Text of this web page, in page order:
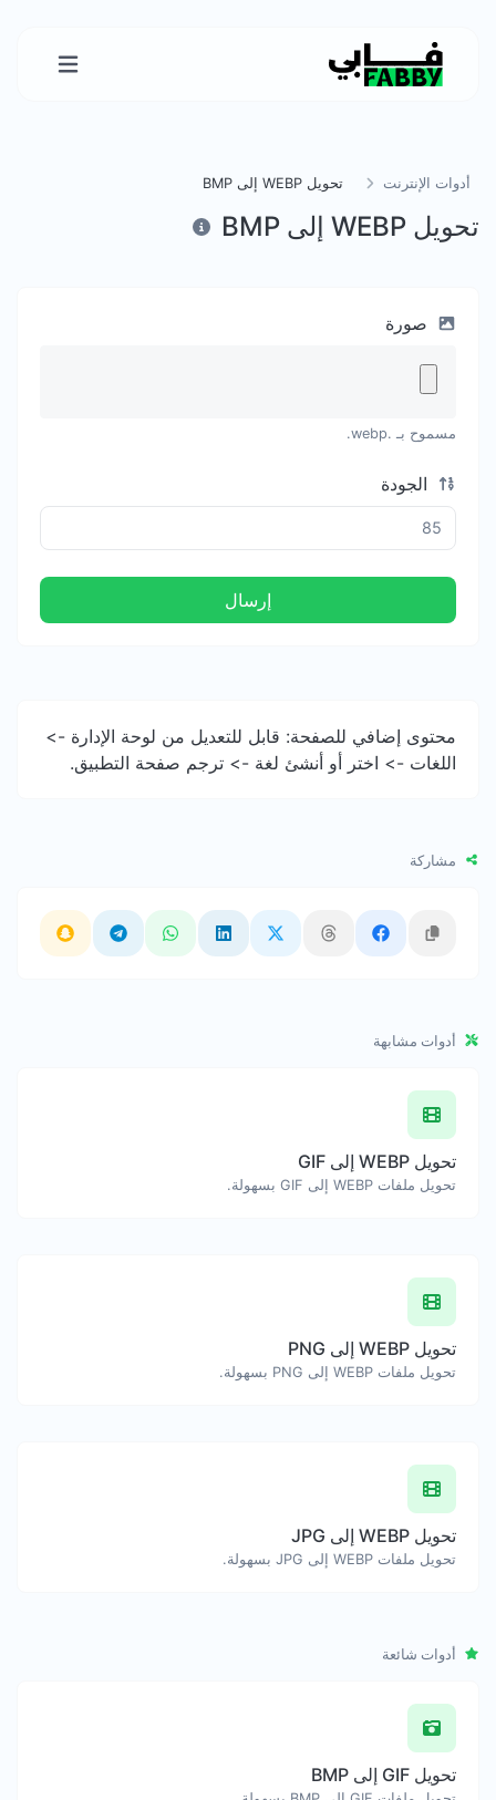
أدوات الإنترنت تحويل WEBP إلى BMP
تحويل WEBP إلى BMP
صورة
مسموح بـ .webp.
الجودة
إرسال
محتوى إضافي للصفحة: قابل للتعديل من لوحة الإدارة ->
اللغات -> اختر أو أنشئ لغة -> ترجم صفحة التطبيق.
مشاركة
أدوات مشابهة
تحويل WEBP إلى GIF
تحويل ملفات WEBP إلى GIF بسهولة.
تحويل WEBP إلى PNG
تحويل ملفات WEBP إلى PNG بسهولة.
تحويل WEBP إلى JPG
تحويل ملفات WEBP إلى JPG بسهولة.
أدوات شائعة
تحويل GIF إلى BMP